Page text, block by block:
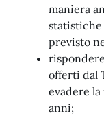
maniera
statistiche
previsto
offerti dal
evadere
anni;